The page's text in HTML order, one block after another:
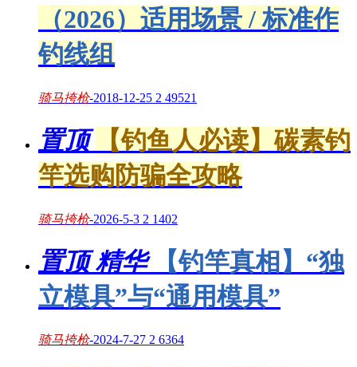
（2026）适用场景 / 标准作
钓线组
骑马挎枪-2018-12-25 2 49521
置顶
【钓鱼人必读】碳素钓
竿选购防骗全攻略
骑马挎枪-2026-5-3 2 1402
置顶 精华
【钓竿真相】“独
立模具”与“通用模具”
骑马挎枪-2024-7-27 2 6364